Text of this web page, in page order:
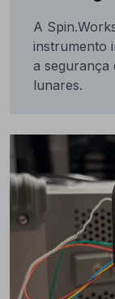
A
instrumento
a segurança
lunares.